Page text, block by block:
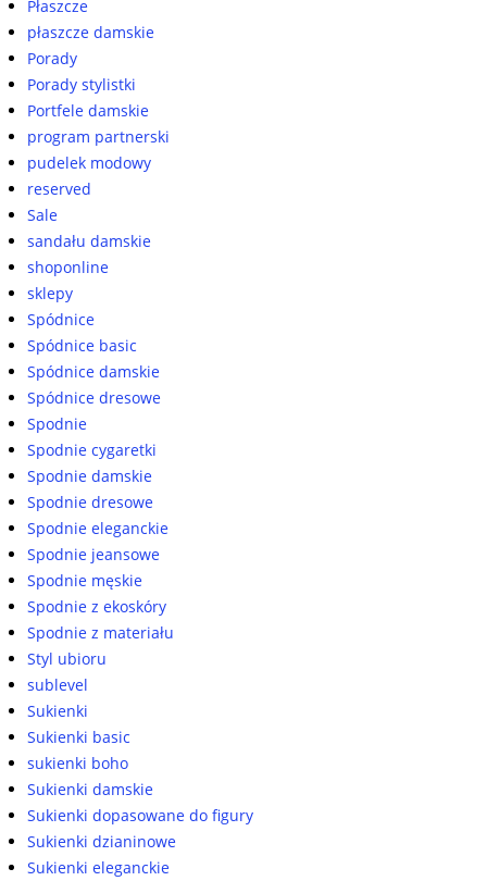
Płaszcze
płaszcze damskie
Porady
Porady stylistki
Portfele damskie
program partnerski
pudelek modowy
reserved
Sale
sandału damskie
shoponline
sklepy
Spódnice
Spódnice basic
Spódnice damskie
Spódnice dresowe
Spodnie
Spodnie cygaretki
Spodnie damskie
Spodnie dresowe
Spodnie eleganckie
Spodnie jeansowe
Spodnie męskie
Spodnie z ekoskóry
Spodnie z materiału
Styl ubioru
sublevel
Sukienki
Sukienki basic
sukienki boho
Sukienki damskie
Sukienki dopasowane do figury
Sukienki dzianinowe
Sukienki eleganckie